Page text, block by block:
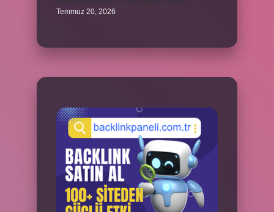
Temmuz 20, 2026